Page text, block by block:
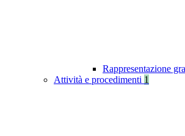
Rappresentazione
Attività e procedimenti 1